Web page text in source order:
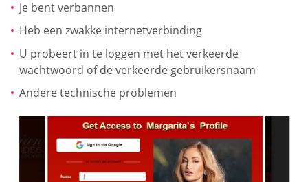
Je bent verbannen
Heb een zwakke internetverbinding
U probeert in te loggen met het verkeerde
wachtwoord of de verkeerde gebruikersnaam
Andere technische problemen